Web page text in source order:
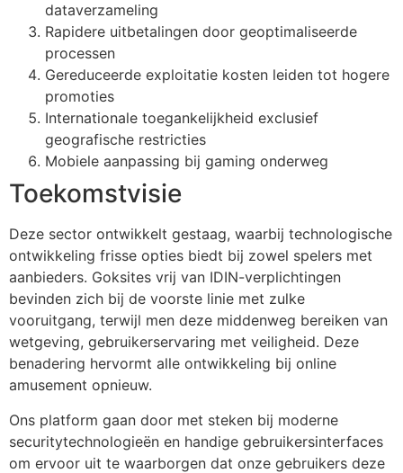
dataverzameling
Rapidere uitbetalingen door geoptimaliseerde
processen
Gereduceerde exploitatie kosten leiden tot hogere
promoties
Internationale toegankelijkheid exclusief
geografische restricties
Mobiele aanpassing bij gaming onderweg
Toekomstvisie
Deze sector ontwikkelt gestaag, waarbij technologische
ontwikkeling frisse opties biedt bij zowel spelers met
aanbieders. Goksites vrij van IDIN-verplichtingen
bevinden zich bij de voorste linie met zulke
vooruitgang, terwijl men deze middenweg bereiken van
wetgeving, gebruikerservaring met veiligheid. Deze
benadering hervormt alle ontwikkeling bij online
amusement opnieuw.
Ons platform gaan door met steken bij moderne
securitytechnologieën en handige gebruikersinterfaces
om ervoor uit te waarborgen dat onze gebruikers deze